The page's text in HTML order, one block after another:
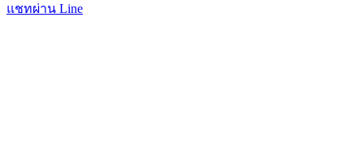
แชทผ่าน Line